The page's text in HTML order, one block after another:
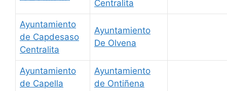
Centralita
Ayuntamiento
de Capdesaso
Centralita
Ayuntamiento
De Olvena
Ayuntamiento
de Capella
Ayuntamiento
de Ontiñena